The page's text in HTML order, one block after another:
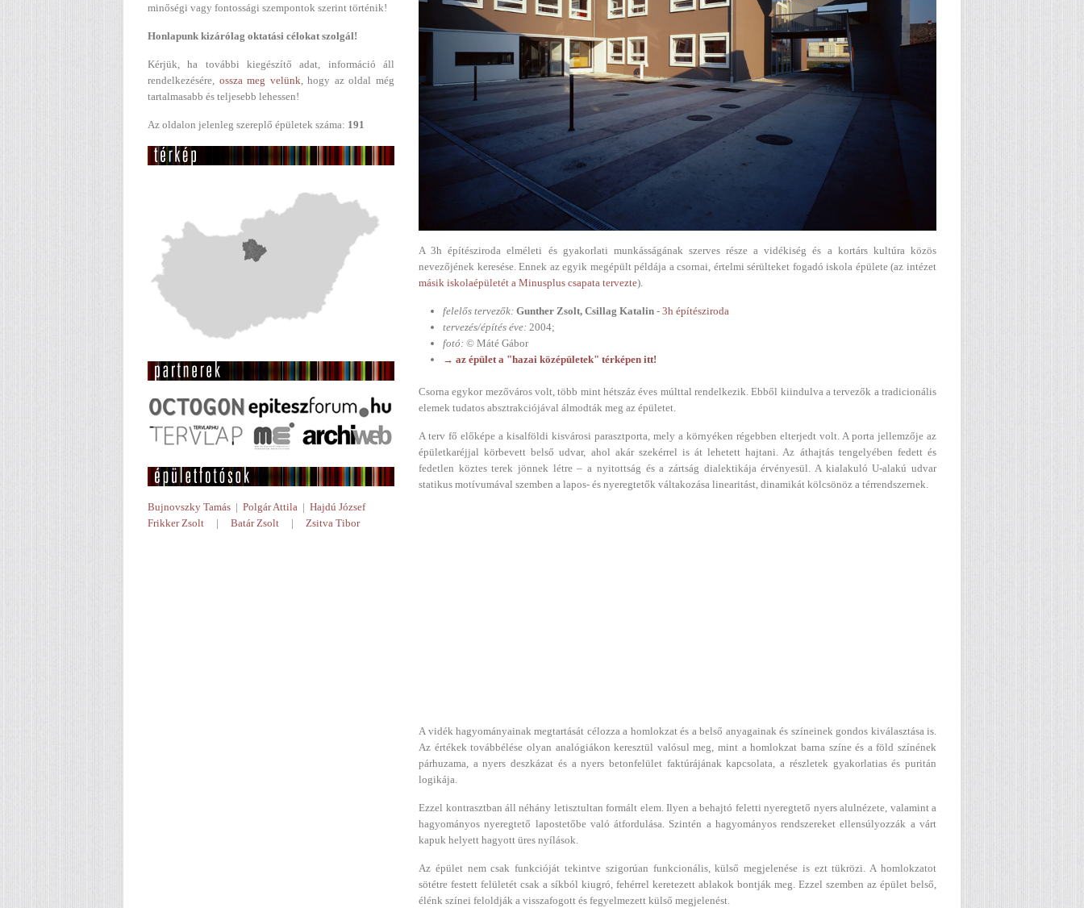
A 3h építésziroda elméleti és gyakorlati munkásságának szerves része a vidékiség és a kortárs kultúra közös
nevezőjének keresése. Ennek az egyik megépült példája a csornai, értelmi sérülteket fogadó iskola épülete (az intézet
másik iskolaépületét a Minusplus csapata tervezte).
felelős tervezők: Gunther Zsolt, Csillag Katalin -3h építésziroda
tervezés/építés éve: 2004;
fotó: © Máté Gábor
→ az épület a "hazai középületek" térképen itt!
Csorna egykor mezőváros volt, több mint hétszáz éves múlttal rendelkezik. Ebből kiindulva a tervezők a tradicionális
elemek tudatos absztrakciójával álmodták meg az épületet.
A terv fő előképe a kisalföldi kisvárosi parasztporta, mely a környéken régebben elterjedt volt. A porta jellemzője az
épületkaréjjal körbevett belső udvar, ahol akár szekérrel is át lehetett hajtani. Az áthajtás tengelyében fedett és
fedetlen köztes terek jönnek létre – a nyitottság és a zártság dialektikája érvényesül. A kialakuló U-alakú udvar
statikus motívumával szemben a lapos- és nyeregtetők váltakozása linearitást, dinamikát kölcsönöz a térrendszernek.
A vidék hagyományainak megtartását célozza a homlokzat és a belső anyagainak és színeinek gondos kiválasztása is.
Az értékek továbbélése olyan analógiákon keresztül valósul meg, mint a homlokzat barna színe és a föld színének
párhuzama, a nyers deszkázat és a nyers betonfelület faktúrájának kapcsolata, a részletek gyakorlatias és puritán
logikája.
Ezzel kontrasztban áll néhány letisztultan formált elem. Ilyen a behajtó feletti nyeregtető nyers alulnézete, valamint a
hagyományos nyeregtető lapostetőbe való átfordulása. Szintén a hagyományos rendszereket ellensúlyozzák a várt
kapuk helyett hagyott üres nyílások.
Az épület nem csak funkcióját tekintve szigorúan funkcionális, külső megjelenése is ezt tükrözi. A homlokzatot
sötétre festett felületét csak a síkból kiugró, fehérrel keretezett ablakok bontják meg. Ezzel szemben az épület belső,
élénk színei feloldják a visszafogott és fegyelmezett külső megjelenést.
minőségi vagy fontossági szempontok szerint történik!
Honlapunk kizárólag oktatási célokat szolgál!
Kérjük, ha további kiegészítő adat, információ áll
rendelkezésére, ossza meg velünk, hogy az oldal még
tartalmasabb és teljesebb lehessen!
Az oldalon jelenleg szereplő épületek száma: 191
Bujnovszky Tamás | Polgár Attila | Hajdú József
Frikker Zsolt | Batár Zsolt | Zsitva Tibor